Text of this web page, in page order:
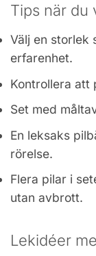
Tips när du
Välj en storlek
erfarenhet.
Kontrollera att
Set med
En leksaks
rörelse.
Flera pilar i
utan avbrott.
Lekidéer